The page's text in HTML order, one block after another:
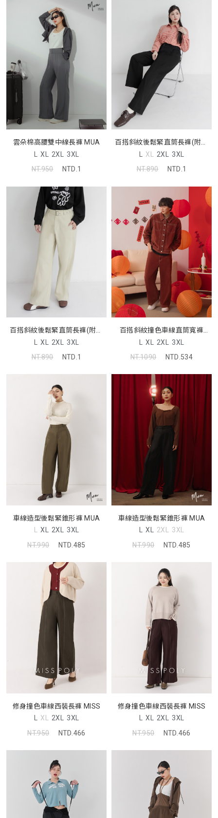
雲朵棉高腰雙中線長褲 MUA
L XL 2XL 3XL
NT.950
NTD.1
百搭斜紋後鬆緊直筒長褲(附腰
帶)
L XL 2XL 3XL
NT.890
NTD.1
百搭斜紋後鬆緊直筒長褲(附腰
帶)
L XL 2XL 3XL
NT.890
NTD.1
百搭斜紋撞色車線直筒寬褲
(unisex)
L XL 2XL 3XL
NT.1090
NTD.534
車線造型後鬆緊錐形褲 MUA
L XL 2XL 3XL
NT.990
NTD.485
車線造型後鬆緊錐形褲 MUA
L XL 2XL 3XL
NT.990
NTD.485
修身撞色車線西裝長褲 MISS
L XL 2XL 3XL
NT.950
NTD.466
修身撞色車線西裝長褲 MISS
L XL 2XL 3XL
NT.950
NTD.466